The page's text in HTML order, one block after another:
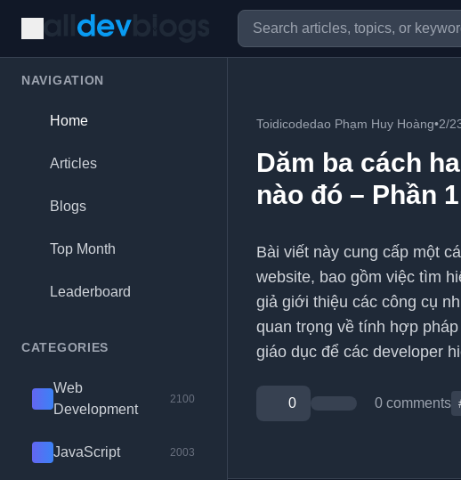
NAVIGATION
Home
Articles
Blogs
Top Month
Leaderboard
CATEGORIES
Web
Development
2100
JavaScript 2003
Toidicodedao Phạm Huy Hoàng•2/
Dăm ba cách
nào đó – Phần 1
Bài viết này cung cấp một
website, bao gồm việc tìm
giả giới thiệu các công cụ
quan trọng về tính hợp
giáo dục để các developer
0 0 comments